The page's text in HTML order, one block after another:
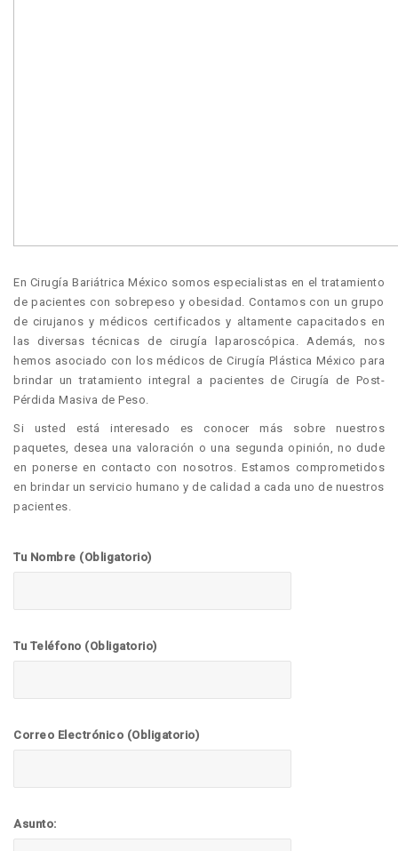
En Cirugía Bariátrica México somos especialistas en el tratamiento
de pacientes con sobrepeso y obesidad. Contamos con un grupo
de cirujanos y médicos certificados y altamente capacitados en
las diversas técnicas de cirugía laparoscópica. Además, nos
hemos asociado con los médicos de Cirugía Plástica México para
brindar un tratamiento integral a pacientes de Cirugía de Post-
Pérdida Masiva de Peso.
Si usted está interesado es conocer más sobre nuestros
paquetes, desea una valoración o una segunda opinión, no dude
en ponerse en contacto con nosotros. Estamos comprometidos
en brindar un servicio humano y de calidad a cada uno de nuestros
pacientes.
Tu Nombre (Obligatorio)
Tu Teléfono (Obligatorio)
Correo Electrónico (Obligatorio)
Asunto: